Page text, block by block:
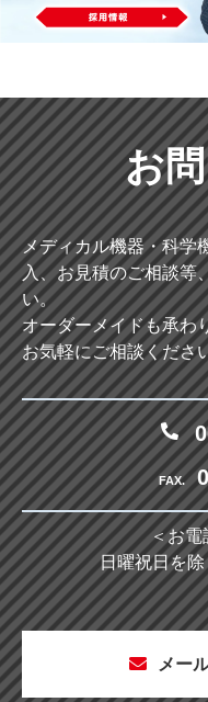
お
メディカル機器・科学
入、お見積のご相談等
い。
オーダーメイドも承わ
お気軽にご相談くださ
FAX.
＜お電
日曜祝日を
メー